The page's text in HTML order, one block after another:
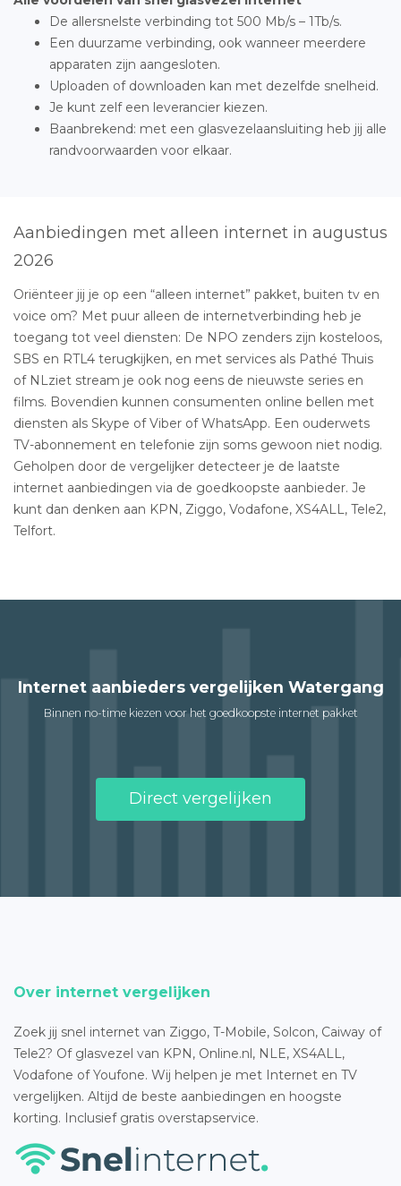
De allersnelste verbinding tot 500 Mb/s – 1Tb/s.
Een duurzame verbinding, ook wanneer meerdere
apparaten zijn aangesloten.
Uploaden of downloaden kan met dezelfde snelheid.
Je kunt zelf een leverancier kiezen.
Baanbrekend: met een glasvezelaansluiting heb jij alle
randvoorwaarden voor elkaar.
Aanbiedingen met alleen internet in augustus
2026
Oriënteer jij je op een “alleen internet” pakket, buiten tv en
voice om? Met puur alleen de internetverbinding heb je
toegang tot veel diensten: De NPO zenders zijn kosteloos,
SBS en RTL4 terugkijken, en met services als Pathé Thuis
of NLziet stream je ook nog eens de nieuwste series en
films. Bovendien kunnen consumenten online bellen met
diensten als Skype of Viber of WhatsApp. Een ouderwets
TV-abonnement en telefonie zijn soms gewoon niet nodig.
Geholpen door de vergelijker detecteer je de laatste
internet aanbiedingen via de goedkoopste aanbieder. Je
kunt dan denken aan KPN, Ziggo, Vodafone, XS4ALL, Tele2,
Telfort.
Internet aanbieders vergelijken Watergang
Binnen no-time kiezen voor het goedkoopste internet pakket
Direct vergelijken
Over internet vergelijken
Zoek jij snel internet van Ziggo, T-Mobile, Solcon, Caiway of
Tele2? Of glasvezel van KPN, Online.nl, NLE, XS4ALL,
Vodafone of Youfone. Wij helpen je met Internet en TV
vergelijken. Altijd de beste aanbiedingen en hoogste
korting. Inclusief gratis overstapservice.